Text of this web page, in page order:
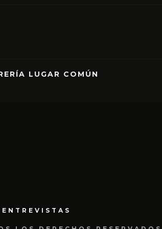
LUGAR COMÚN
ENTREVISTAS